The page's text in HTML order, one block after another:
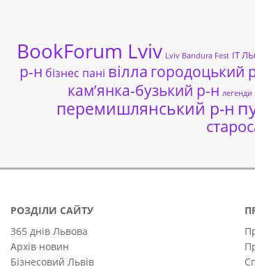
BookForum Lviv Lviv Bandura Fest ІТ
р-н бізнес пані вілла городоцький
кам’янка-бузький р-н легенди
перемишлянський р-н
РОЗДІЛИ САЙТУ
365 днів Львова
Архів новин
Бізнесовий Львів